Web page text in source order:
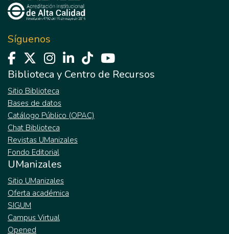
Síguenos
Biblioteca y Centro de Recursos
Sitio Biblioteca
Bases de datos
Catálogo Público (OPAC)
Chat Biblioteca
Revistas UManizales
Fondo Editorial
UManizales
Sitio UManizales
Oferta académica
SIGUM
Campus Virtual
Opened